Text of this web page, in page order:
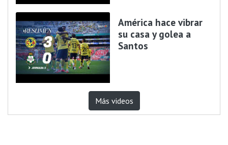
América hace vibrar
su casa y golea a
Santos
Más videos